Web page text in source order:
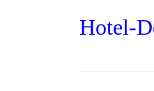
Hotel-